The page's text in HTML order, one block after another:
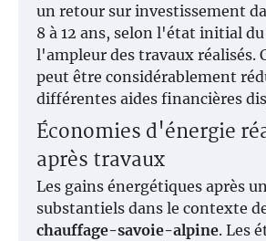
un retour sur investissement
8 à 12 ans, selon l'état initial
l'ampleur des travaux réalisés.
peut être considérablement
différentes aides financières
Économies d'énergie
après travaux
Les gains énergétiques après
substantiels dans le contexte
chauffage-savoie-alpine. Les